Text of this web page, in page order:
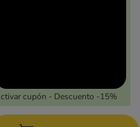
cupón - Descuento -15%